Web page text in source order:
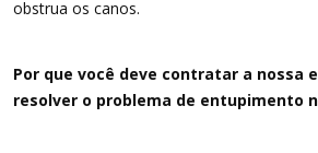
obstrua os canos.
Por que você deve contratar a nossa
resolver o problema de entupimento